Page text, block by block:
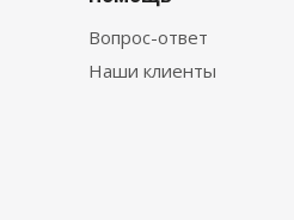
Вопрос-ответ
Наши клиенты